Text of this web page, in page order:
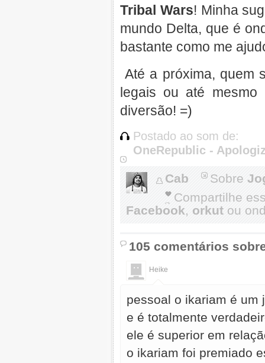
Tribal Wars! Minha
mundo Delta, que é
bastante como me
Até a próxima, quem
legais ou até
diversão! =)
Postado ao som de:
OneRepublic -
Cab Sobre
Compartilhe
Facebook, orkut ou
105 comentários
Heike
pessoal o ikariam é um
e é totalmente
ele é superior em
o ikariam foi premiado